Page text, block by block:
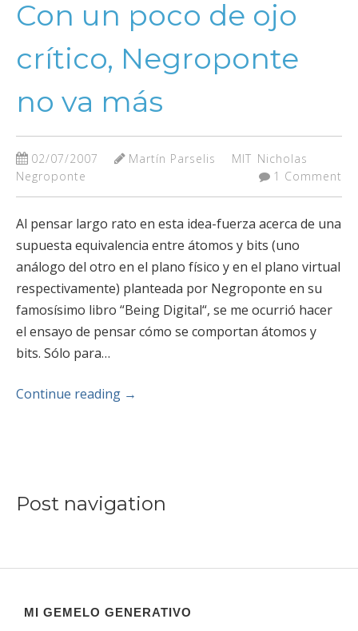
Con un poco de ojo
crítico, Negroponte
no va más
02/07/2007 Martín Parselis MIT Nicholas
Negroponte
1 Comment
Al pensar largo rato en esta idea-fuerza acerca de una
supuesta equivalencia entre átomos y bits (uno
análogo del otro en el plano físico y en el plano virtual
respectivamente) planteada por Negroponte en su
famosísimo libro “Being Digital“, se me ocurrió hacer
el ensayo de pensar cómo se comportan átomos y
bits. Sólo para…
Continue reading →
Post navigation
MI GEMELO GENERATIVO